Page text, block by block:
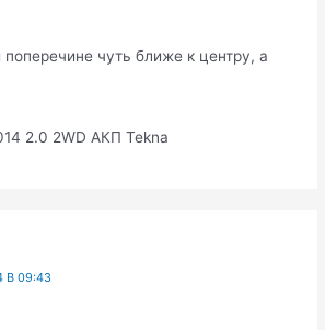
чуть ближе к центру, а
2.0 2WD АКП Tekna
В 09:43